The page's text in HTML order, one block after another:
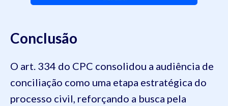
Conclusão
O art. 334 do CPC consolidou a audiência de
conciliação como uma etapa estratégica do
processo civil, reforçando a busca pela